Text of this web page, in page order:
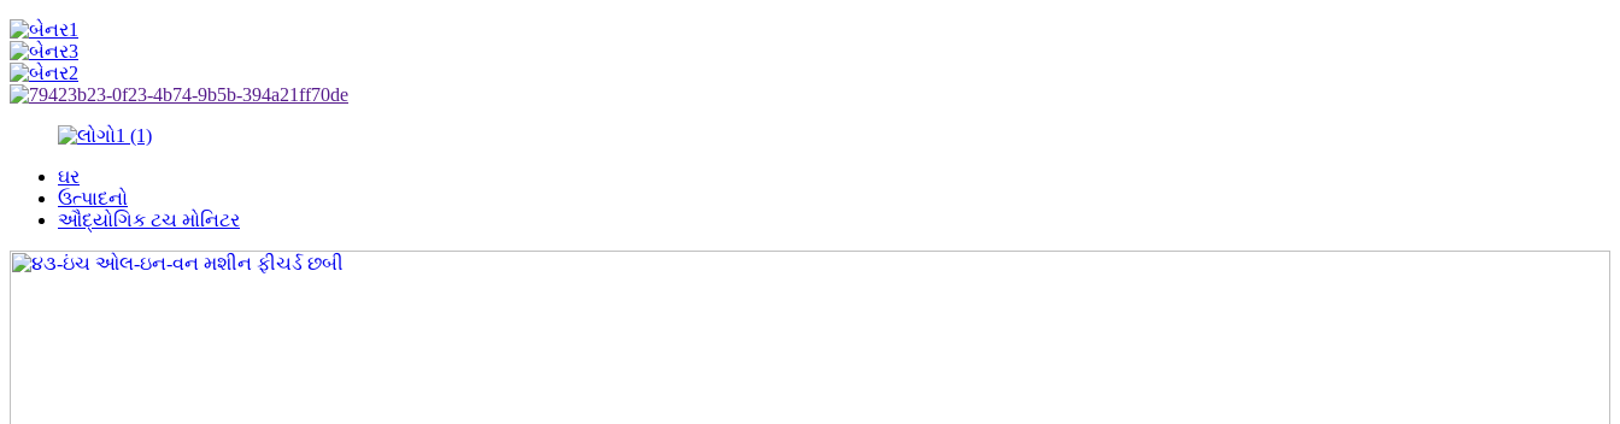
ઘર
ઉત્પાદનો
ઔદ્યોગિક ટચ મોનિટર